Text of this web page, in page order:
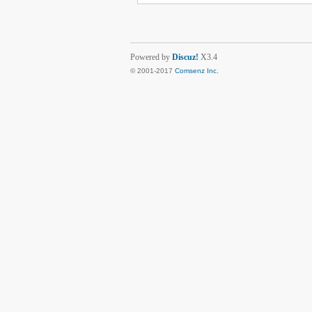
Powered by Discuz! X3.4
© 2001-2017 Comsenz Inc.